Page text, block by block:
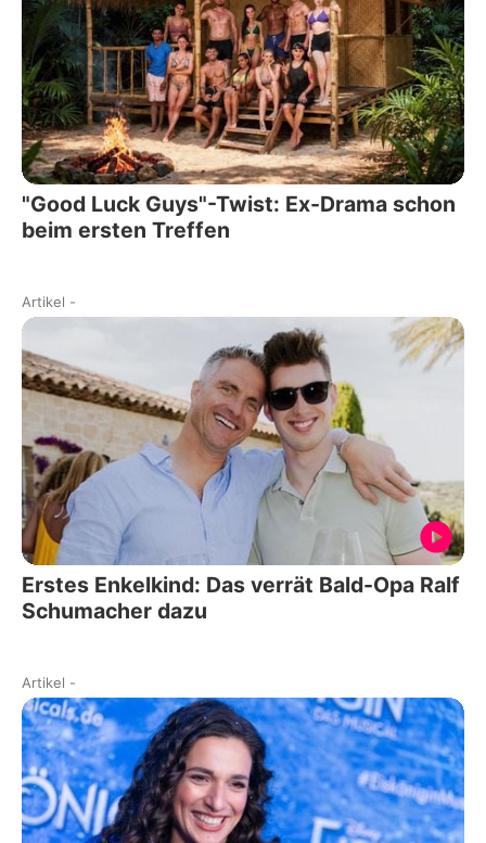
"Good Luck Guys"-Twist: Ex-Drama schon
beim ersten Treffen
Artikel -
Erstes Enkelkind: Das verrät Bald-Opa Ralf
Schumacher dazu
Artikel -